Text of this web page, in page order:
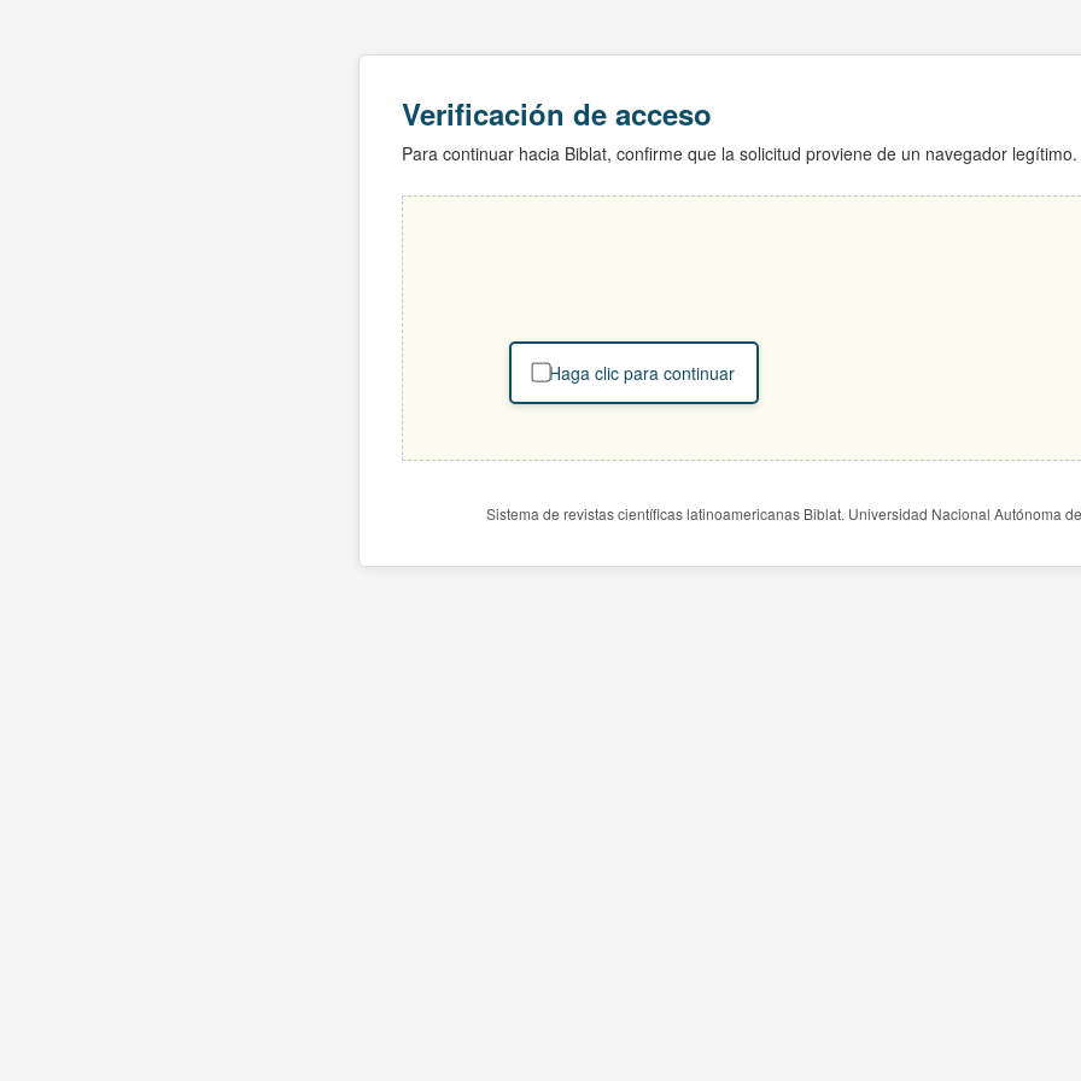
Verificación de acceso
Para continuar hacia Biblat, confirme que la solicitud proviene de un navegador legítimo.
Haga clic para continuar
Sistema de revistas científicas latinoamericanas Biblat. Universidad Nacional Autónoma